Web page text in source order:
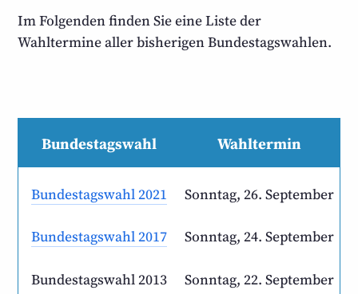
Im Folgenden finden Sie eine Liste der
Wahltermine aller bisherigen Bundestagswahlen.
Bundestagswahl Wahltermin
Bundestagswahl2021 Sonntag, 26. September
Bundestagswahl2017 Sonntag, 24. September
Bundestagswahl2013 Sonntag, 22. September